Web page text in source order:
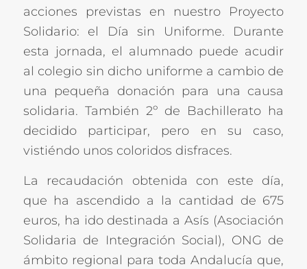
acciones previstas en nuestro Proyecto
Solidario: el Día sin Uniforme. Durante
esta jornada, el alumnado puede acudir
al colegio sin dicho uniforme a cambio de
una pequeña donación para una causa
solidaria. También 2º de Bachillerato ha
decidido participar, pero en su caso,
vistiéndo unos coloridos disfraces.
La recaudación obtenida con este día,
que ha ascendido a la cantidad de 675
euros, ha ido destinada a Asís (Asociación
Solidaria de Integración Social), ONG de
ámbito regional para toda Andalucía que,